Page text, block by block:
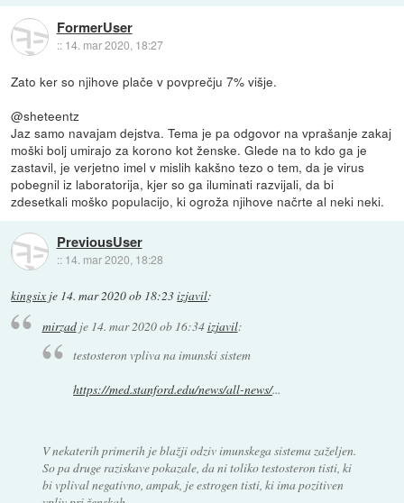
FormerUser
:: 14. mar 2020, 18:27
Zato ker so njihove plače v povprečju 7% višje.
@sheteentz
Jaz samo navajam dejstva. Tema je pa odgovor na vprašanje zakaj
moški bolj umirajo za korono kot ženske. Glede na to kdo ga je
zastavil, je verjetno imel v mislih kakšno tezo o tem, da je virus
pobegnil iz laboratorija, kjer so ga iluminati razvijali, da bi
zdesetkali moško populacijo, ki ogroža njihove načrte al neki neki.
PreviousUser
:: 14. mar 2020, 18:28
kingsix je 14. mar 2020 ob 18:23izjavil:
mirzadje 14. mar 2020 ob 16:34izjavil:
testosteron vpliva na imunski sistem
https://med.stanford.edu/news/all-news/...
V nekaterih primerih je blažji odziv imunskega sistema zaželjen.
So pa druge raziskave pokazale, da ni toliko testosteron tisti, ki
bi vplival negativno, ampak, je estrogen tisti, ki ima pozitiven